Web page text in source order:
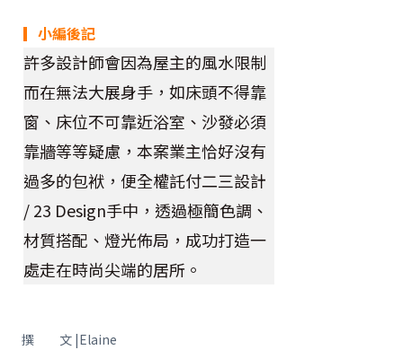
▎小編後記
許多設計師會因為屋主的風水限制
而在無法大展身手，如床頭不得靠
窗、床位不可靠近浴室、沙發必須
靠牆等等疑慮，本案業主恰好沒有
過多的包袱，便全權託付二三設計
/ 23 Design手中，透過極簡色調、
材質搭配、燈光佈局，成功打造一
處走在時尚尖端的居所。
撰 文 |Elaine